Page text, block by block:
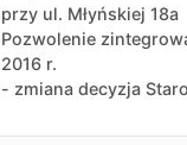
przy ul. Młyńskiej 18a
Pozwolenie
2016 r.
- zmiana decyzja